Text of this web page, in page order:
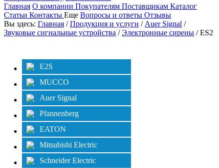
Главная О компании Покупателям Поставщикам Каталог
Статьи Контакты Еще Вопросы и ответы Отзывы
Вы здесь: Главная /Продукция и услуги / Auer Signal /
Звуковые сигнальные устройства /Электронные сирены / ES2
E2S
MUCCO
Auer Signal
Pfannenberg
EATON
Mitsubishi Electric
Schneider Electric